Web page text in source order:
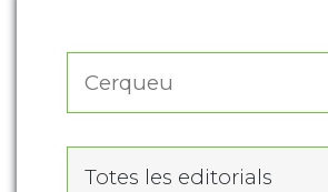
Totes les editorials